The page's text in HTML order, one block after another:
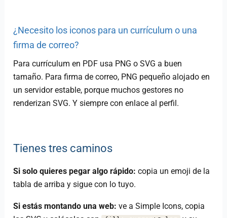
¿Necesito los iconos para un currículum o una
firma de correo?
Para currículum en PDF usa PNG o SVG a buen
tamaño. Para firma de correo, PNG pequeño alojado en
un servidor estable, porque muchos gestores no
renderizan SVG. Y siempre con enlace al perfil.
Tienes tres caminos
Si solo quieres pegar algo rápido: copia un emoji de la
tabla de arriba y sigue con lo tuyo.
Si estás montando una web: ve a Simple Icons, copia